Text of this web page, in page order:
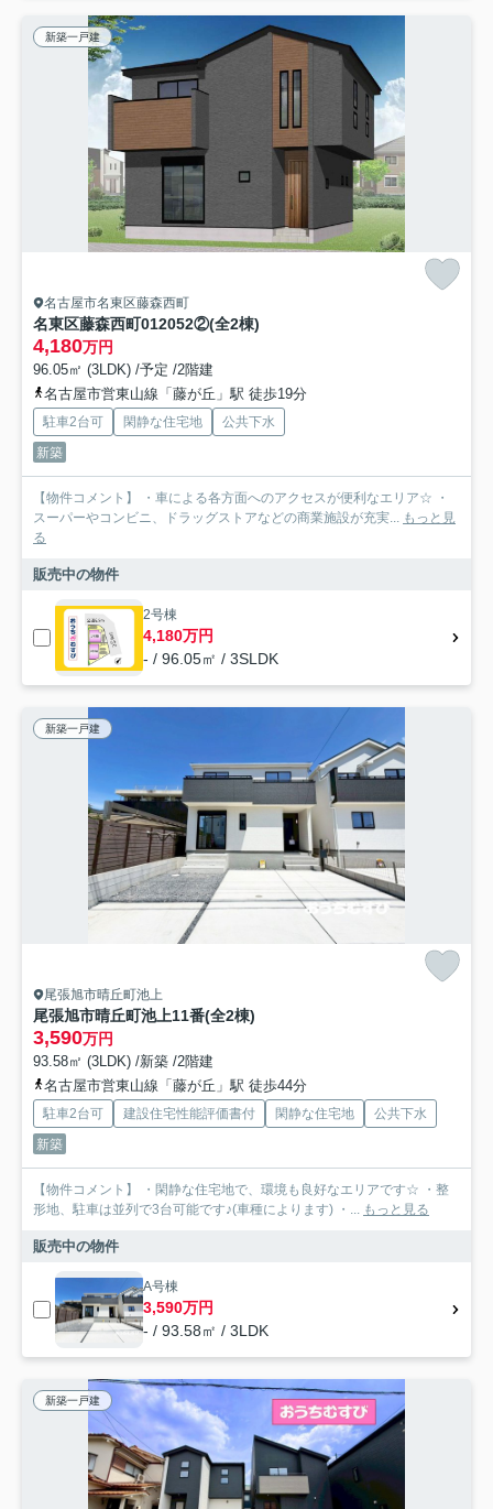
新築一戸建
名古屋市名東区藤森西町
名東区藤森西町012052②(全2棟)
4,180万円
96.05㎡ (3LDK) /予定 /2階建
名古屋市営東山線「藤が丘」駅 徒歩19分
駐車2台可 閑静な住宅地
公共下水
新築
【物件コメント】 ・車による各方面へのアクセスが便利なエリア☆ ・
スーパーやコンビニ、ドラッグストアなどの商業施設が充実... もっと見
る
販売中の物件
2号棟
4,180万円
- / 96.05㎡ / 3SLDK
新築一戸建
尾張旭市晴丘町池上
尾張旭市晴丘町池上11番(全2棟)
3,590万円
93.58㎡ (3LDK) /新築 /2階建
名古屋市営東山線「藤が丘」駅 徒歩44分
駐車2台可 建設住宅性能評価書付 閑静な住宅地
公共下水
新築
【物件コメント】 ・閑静な住宅地で、環境も良好なエリアです☆ ・整
形地、駐車は並列で3台可能です♪(車種によります) ・... もっと見る
販売中の物件
A号棟
3,590万円
- / 93.58㎡ / 3LDK
新築一戸建